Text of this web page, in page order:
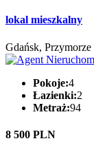
lokal mieszkalny
Gdańsk, Przymorze
Pokoje:4
Łazienki:2
Metraż:94
8 500 PLN